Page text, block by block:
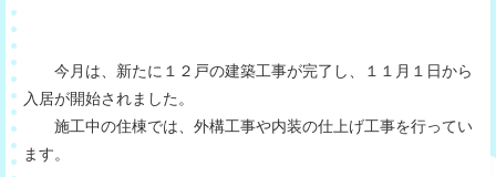
今月は、新たに１２戸の建築工事が完了し、１１月１日から
入居が開始されました。
施工中の住棟では、外構工事や内装の仕上げ工事を行ってい
ます。